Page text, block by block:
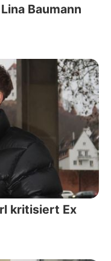
Baumann
kritisiert Ex